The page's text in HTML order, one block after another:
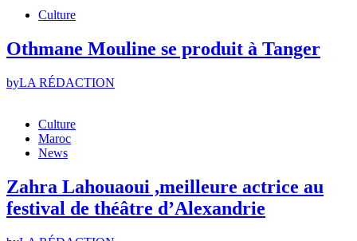
Culture
Othmane Mouline se produit à Tanger
byLA RÉDACTION
Culture
Maroc
News
Zahra Lahouaoui ,meilleure actrice au
festival de théâtre d’Alexandrie